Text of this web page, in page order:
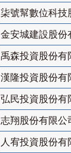
柒號幫數位科技
金安城建設股份
禹森投資股份有
漢隆投資股份有
弘民投資股份有
志翔股份有限公
人宥投資股份有